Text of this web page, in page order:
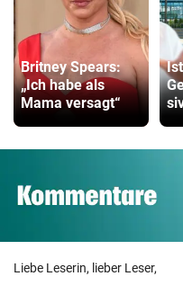
Britney Spears:
„Ich habe als
Mama versagt“
Liebe Leserin, lieber Leser,